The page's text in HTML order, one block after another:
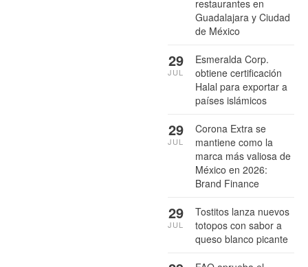
restaurantes en
Guadalajara y Ciudad
de México
Esmeralda Corp.
obtiene certificación
Halal para exportar a
países islámicos
29
JUL
Corona Extra se
mantiene como la
marca más valiosa de
México en 2026:
Brand Finance
29
JUL
Tostitos lanza nuevos
totopos con sabor a
queso blanco picante
29
JUL